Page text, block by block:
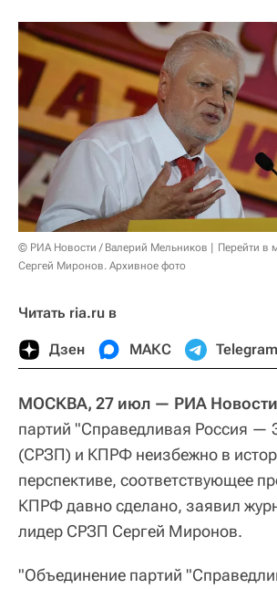
© РИА Новости / Валерий Мельников
Перейти в
Сергей Миронов. Архивное фото
Читать ria.ru в
Дзен МАКС Telegram
МОСКВА, 27 июл — РИА
партий "Справедливая Россия —
(СРЗП) и КПРФ неизбежно в
перспективе, соответствующее
КПРФ давно сделано, заявил
лидер СРЗП Сергей Миронов.
"Объединение партий